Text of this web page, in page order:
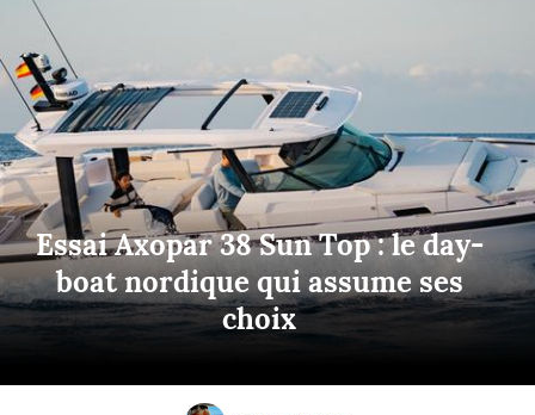
Essai Axopar 38 Sun Top : le day-
boat nordique qui assume ses
choix